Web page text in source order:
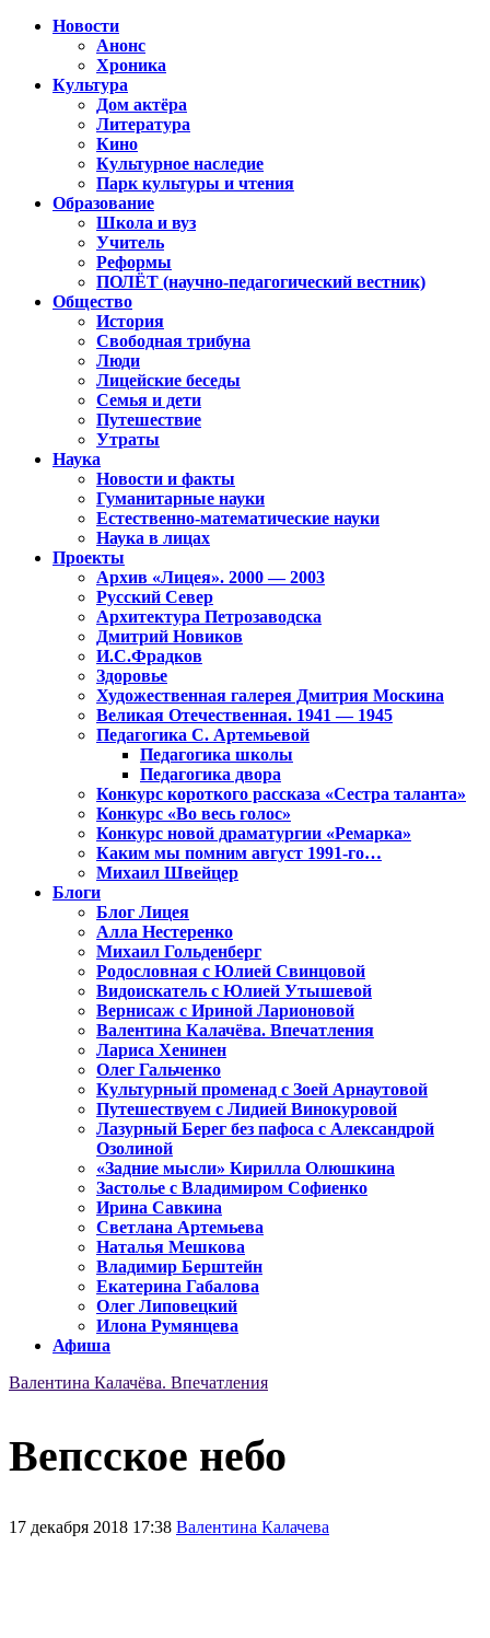
Новости
Анонс
Хроника
Культура
Дом актёра
Литература
Кино
Культурное наследие
Парк культуры и чтения
Образование
Школа и вуз
Учитель
Реформы
ПОЛЁТ (научно-педагогический вестник)
Общество
История
Свободная трибуна
Люди
Лицейские беседы
Семья и дети
Путешествие
Утраты
Наука
Новости и факты
Гуманитарные науки
Естественно-математические науки
Наука в лицах
Проекты
Архив «Лицея». 2000 — 2003
Русский Север
Архитектура Петрозаводска
Дмитрий Новиков
И.С.Фрадков
Здоровье
Художественная галерея Дмитрия Москина
Великая Отечественная. 1941 — 1945
Педагогика С. Артемьевой
Педагогика школы
Педагогика двора
Конкурс короткого рассказа «Сестра таланта»
Конкурс «Во весь голос»
Конкурс новой драматургии «Ремарка»
Каким мы помним август 1991-го…
Михаил Швейцер
Блоги
Блог Лицея
Алла Нестеренко
Михаил Гольденберг
Родословная с Юлией Свинцовой
Видоискатель с Юлией Утышевой
Вернисаж с Ириной Ларионовой
Валентина Калачёва. Впечатления
Лариса Хенинен
Олег Гальченко
Культурный променад с Зоей Арнаутовой
Путешествуем с Лидией Винокуровой
Лазурный Берег без пафоса с Александрой
Озолиной
«Задние мысли» Кирилла Олюшкина
Застолье с Владимиром Софиенко
Ирина Савкина
Светлана Артемьева
Наталья Мешкова
Владимир Берштейн
Екатерина Габалова
Олег Липовецкий
Илона Румянцева
Афиша
Валентина Калачёва. Впечатления
Вепсское небо
17 декабря 2018 17:38 Валентина Калачева